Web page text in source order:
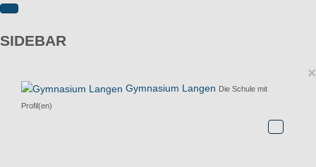
SIDEBAR
×
Gymnasium Langen Die Schule mit
Profil(en)